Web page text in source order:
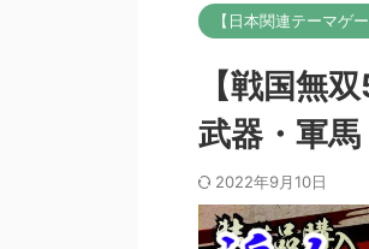
【日本関連テーマゲー
【戦国無
武器・軍
2022年9月10日